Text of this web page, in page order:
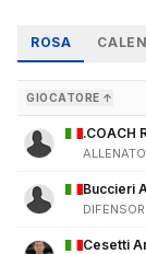
ROSA
GIOCATORE ↑
.COACH
Buccieri
Cesetti